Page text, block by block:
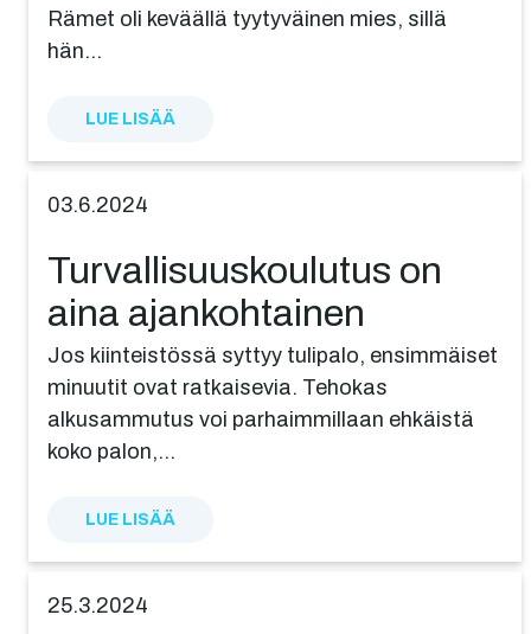
Rämet oli keväällä tyytyväinen mies, sillä
hän…
LUE LISÄÄ
03.6.2024
Turval­li­suus­kou­lu­tus on
aina ajankohtainen
Jos kiinteistössä syttyy tulipalo, ensimmäiset
minuutit ovat ratkaisevia. Tehokas
alkusammutus voi parhaimmillaan ehkäistä
koko palon,…
LUE LISÄÄ
25.3.2024